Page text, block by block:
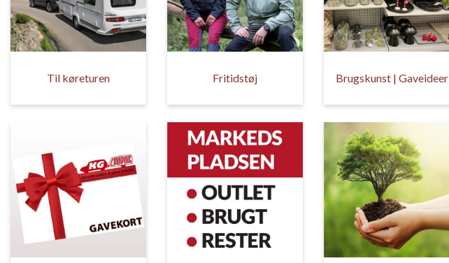
Til køreturen Fritidstøj Brugskunst | Gaveideer